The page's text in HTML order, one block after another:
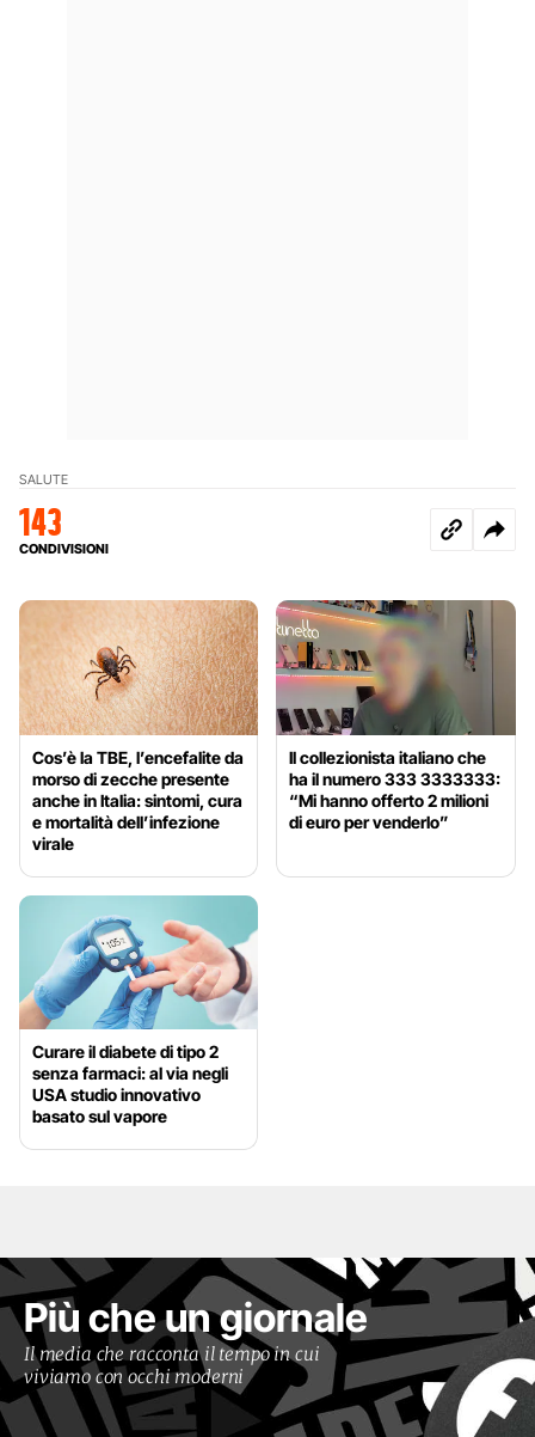
SALUTE
143
CONDIVISIONI
Cos’è la TBE, l’encefalite da
morso di zecche presente
anche in Italia: sintomi, cura
e mortalità dell’infezione
virale
Il collezionista italiano che
ha il numero 333 3333333:
“Mi hanno offerto 2 milioni
di euro per venderlo”
Curare il diabete di tipo 2
senza farmaci: al via negli
USA studio innovativo
basato sul vapore
Più che un giornale
Il media che racconta il tempo in cui
viviamo con occhi moderni